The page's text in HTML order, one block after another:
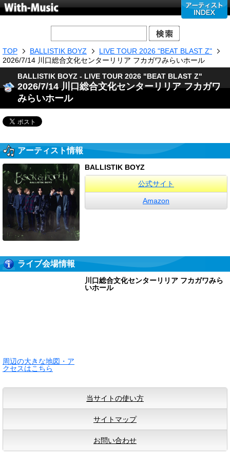
TOP BALLISTIK BOYZ
LIVE TOUR 2026 "BEAT BLAST Z"
2026/7/14 川口総合文化センターリリア フカガワみらいホール
BALLISTIK BOYZ - LIVE TOUR 2026 "BEAT BLAST Z"
2026/7/14 川口総合文化センターリリア フカガワ
みらいホール
アーティスト情報
BALLISTIK BOYZ
公式サイト
Amazon
ライブ会場情報
周辺の大きな地図・ア
クセスはこちら
川口総合文化センターリリア フカガワみら
いホール
当サイトの使い方
サイトマップ
お問い合わせ